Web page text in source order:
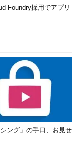
Foundry採用でアプリ
シング」の手口、お見せ